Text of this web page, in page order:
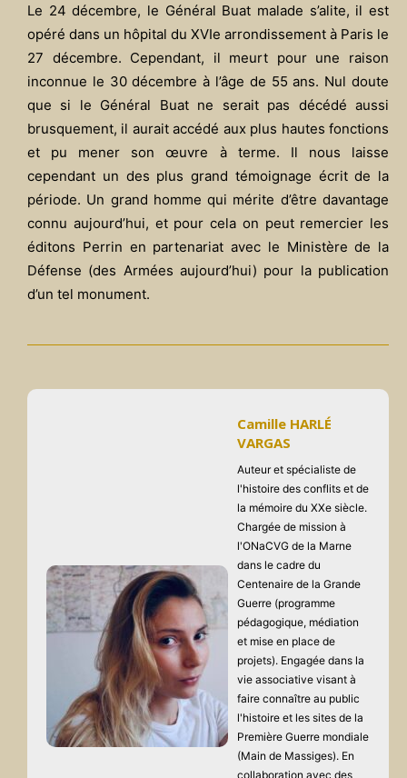
Le 24 décembre, le Général Buat malade s’alite, il est
opéré dans un hôpital du XVIe arrondissement à Paris le
27 décembre. Cependant, il meurt pour une raison
inconnue le 30 décembre à l’âge de 55 ans. Nul doute
que si le Général Buat ne serait pas décédé aussi
brusquement, il aurait accédé aux plus hautes fonctions
et pu mener son œuvre à terme. Il nous laisse
cependant un des plus grand témoignage écrit de la
période. Un grand homme qui mérite d’être davantage
connu aujourd’hui, et pour cela on peut remercier les
éditons Perrin en partenariat avec le Ministère de la
Défense (des Armées aujourd’hui) pour la publication
d’un tel monument.
Camille HARLÉ
VARGAS
Auteur et spécialiste de
l'histoire des conflits et de
la mémoire du XXe siècle.
Chargée de mission à
l'ONaCVG de la Marne
dans le cadre du
Centenaire de la Grande
Guerre (programme
pédagogique, médiation
et mise en place de
projets). Engagée dans la
vie associative visant à
faire connaître au public
l'histoire et les sites de la
Première Guerre mondiale
(Main de Massiges). En
collaboration avec des